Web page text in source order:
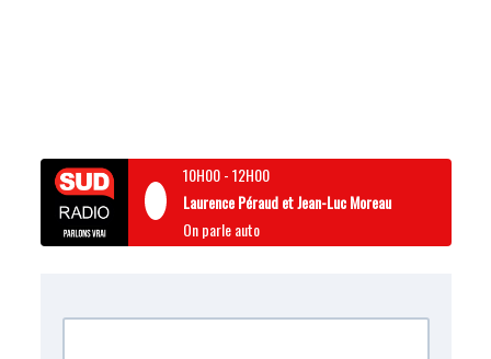
10H00-12H00
Laurence Péraud et Jean-Luc Moreau
On parle auto